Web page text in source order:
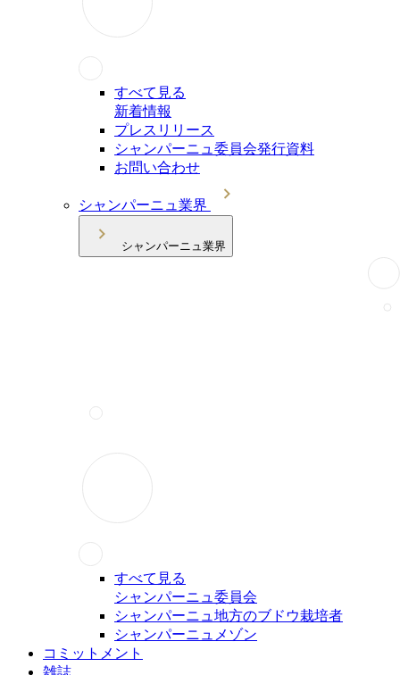
すべて見る
新着情報
プレスリリース
シャンパーニュ委員会発行資料
お問い合わせ
シャンパーニュ業界
シャンパーニュ業界
すべて見る
シャンパーニュ委員会
シャンパーニュ地方のブドウ栽培者
シャンパーニュメゾン
コミットメント
雑誌